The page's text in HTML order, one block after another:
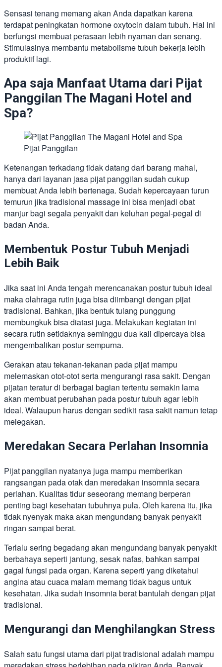
Sensasi tenang memang akan Anda dapatkan karena
terdapat peningkatan hormone oxytocin dalam tubuh. Hal ini
berfungsi membuat perasaan lebih nyaman dan senang.
Stimulasinya membantu metabolisme tubuh bekerja lebih
produktif lagi.
Apa saja Manfaat Utama dari Pijat
Panggilan The Magani Hotel and
Spa?
Pijat Panggilan
Ketenangan terkadang tidak datang dari barang mahal,
hanya dari layanan jasa pijat panggilan sudah cukup
membuat Anda lebih bertenaga. Sudah kepercayaan turun
temurun jika tradisional massage ini bisa menjadi obat
manjur bagi segala penyakit dan keluhan pegal-pegal di
badan Anda.
Membentuk Postur Tubuh Menjadi
Lebih Baik
Jika saat ini Anda tengah merencanakan postur tubuh ideal
maka olahraga rutin juga bisa diimbangi dengan pijat
tradisional. Bahkan, jika bentuk tulang punggung
membungkuk bisa diatasi juga. Melakukan kegiatan ini
secara rutin setidaknya seminggu dua kali dipercaya bisa
mengembalikan postur sempurna.
Gerakan atau tekanan-tekanan pada pijat mampu
melemaskan otot-otot serta mengurangi rasa sakit. Dengan
pijatan teratur di berbagai bagian tertentu semakin lama
akan membuat perubahan pada postur tubuh agar lebih
ideal. Walaupun harus dengan sedikit rasa sakit namun tetap
melegakan.
Meredakan Secara Perlahan Insomnia
Pijat panggilan nyatanya juga mampu memberikan
rangsangan pada otak dan meredakan insomnia secara
perlahan. Kualitas tidur seseorang memang berperan
penting bagi kesehatan tubuhnya pula. Oleh karena itu, jika
tidak nyenyak maka akan mengundang banyak penyakit
ringan sampai berat.
Terlalu sering begadang akan mengundang banyak penyakit
berbahaya seperti jantung, sesak nafas, bahkan sampai
gagal fungsi pada organ. Karena seperti yang diketahui
angina atau cuaca malam memang tidak bagus untuk
kesehatan. Jika sudah insomnia berat bantulah dengan pijat
tradisional.
Mengurangi dan Menghilangkan Stress
Salah satu fungsi utama dari pijat tradisional adalah mampu